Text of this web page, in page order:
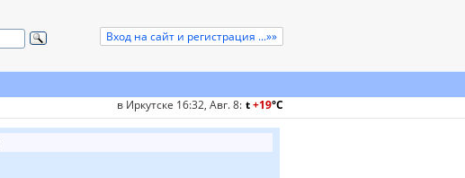
Вход на сайт и регистрация ...»»
в Иркутске 16:32, Авг. 8: t+19°C